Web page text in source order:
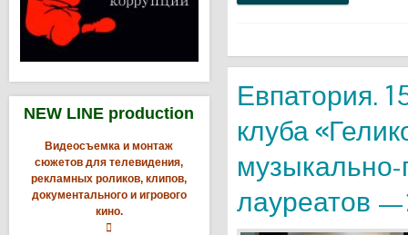
NEW LINE production
Видеосъемка и монтаж
сюжетов для телевидения,
рекламных роликов, клипов,
документального и игрового
кино.

Евпатория.
клуба
лауреатов